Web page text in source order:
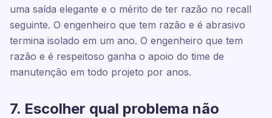
uma saída elegante e o mérito de ter razão no recall
seguinte. O engenheiro que tem razão e é abrasivo
termina isolado em um ano. O engenheiro que tem
razão e é respeitoso ganha o apoio do time de
manutenção em todo projeto por anos.
7. Escolher qual problema não